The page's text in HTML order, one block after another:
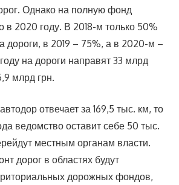
Однако на полную фонд
в 2020 году. В 2018-м только 50%
дороги, в 2019 – 75%, а в 2020-м –
на дороги направят 33 млрд
млрд грн.
отвечает за 169,5 тыс. км, то
ведомство оставит себе 50 тыс.
местным органам власти.
дорог в областях будут
дорожных фондов,